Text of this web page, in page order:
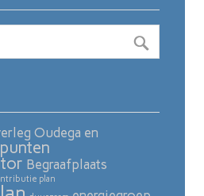
Oudega en
Begraafplaats
plan